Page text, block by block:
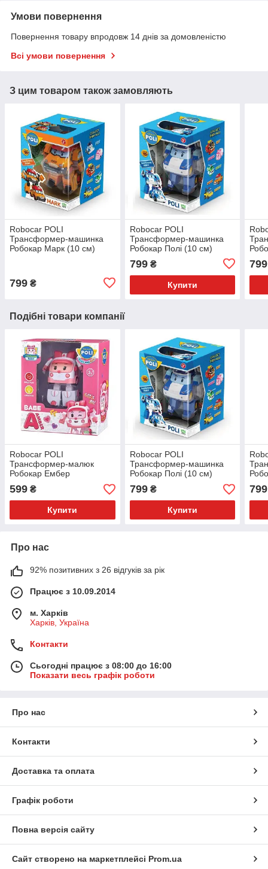
Умови повернення
Повернення товару впродовж 14 днів за домовленістю
Всі умови повернення
З цим товаром також замовляють
Robocar POLI
Трансформер-машинка
Робокар Марк (10 см)
799 ₴
Robocar POLI
Трансформер-машинка
Робокар Полі (10 см)
799₴
Купити
799
Подібні товари компанії
Robocar POLI
Трансформер-малюк
Робокар Ембер
599 ₴
Купити
Robocar POLI
Трансформер-машинка
Робокар Полі (10 см)
799₴
Купити
799
Про нас
92% позитивних з 26 відгуків за рік
Працює з 10.09.2014
м. Харків
Харків, Україна
Контакти
Сьогодні працює з 08:00 до 16:00
Показати весь графік роботи
Про нас
Контакти
Доставка та оплата
Графік роботи
Повна версія сайту
Сайт створено на маркетплейсі Prom.ua